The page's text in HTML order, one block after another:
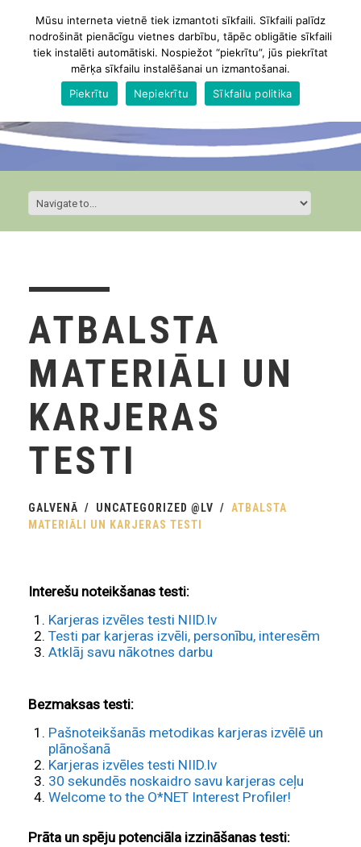
ATBALSTA
MATERIĀLI UN
KARJERAS
TESTI
GALVENĀ UNCATEGORIZED @LV
ATBALSTA
MATERIĀLI UN KARJERAS TESTI
Interešu noteikšanas testi:
Karjeras izvēles testi NIID.lv
Testi par karjeras izvēli, personību, interesēm
Atklāj savu nākotnes darbu
Bezmaksas testi:
Pašnoteikšanās metodikas karjeras izvēlē un
plānošanā
Karjeras izvēles testi NIID.lv
30 sekundēs noskaidro savu karjeras ceļu
Welcome to the O*NET Interest Profiler!
Prāta un spēju potenciāla izzināšanas testi:
Mūsu interneta vietnē tiek izmantoti sīkfaili. Sīkfaili palīdz
nodrošināt pienācīgu vietnes darbību, tāpēc obligātie sīkfaili
tiek instalēti automātiski. Nospiežot “piekrītu”, jūs piekrītat
mērķa sīkfailu instalēšanai un izmantošanai.
Piekrītu
Nepiekrītu Sīkfailu politika